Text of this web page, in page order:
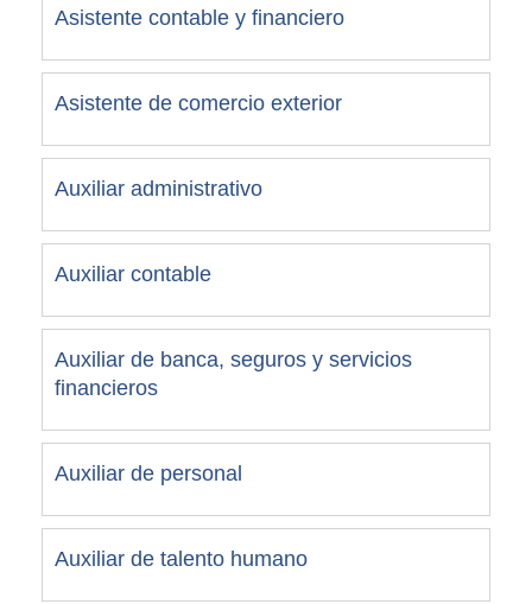
Asistente contable y financiero
Asistente de comercio exterior
Auxiliar administrativo
Auxiliar contable
Auxiliar de banca, seguros y servicios
financieros
Auxiliar de personal
Auxiliar de talento humano